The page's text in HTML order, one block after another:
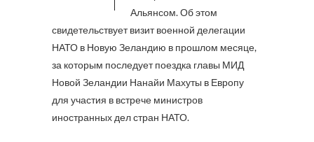
Альянсом. Об этом
свидетельствует визит военной делегации
НАТО в Новую Зеландию в прошлом месяце,
за которым последует поездка главы МИД
Новой Зеландии Нанайи Махуты в Европу
для участия в встрече министров
иностранных дел стран НАТО.